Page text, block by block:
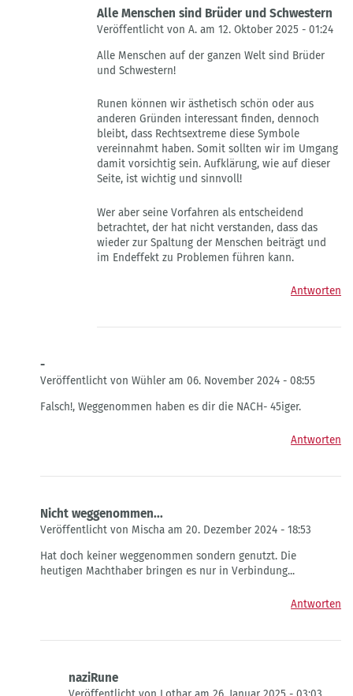
Alle Menschen sind Brüder und Schwestern
Veröffentlicht von A. am 12. Oktober 2025 - 01:24
auf
Asa
Vana
Bror
von
Henner
Alle Menschen auf der ganzen Welt sind Brüder
und Schwestern!
Runen können wir ästhetisch schön oder aus
anderen Gründen interessant finden, dennoch
bleibt, dass Rechtsextreme diese Symbole
vereinnahmt haben. Somit sollten wir im Umgang
damit vorsichtig sein. Aufklärung, wie auf dieser
Seite, ist wichtig und sinnvoll!
Wer aber seine Vorfahren als entscheidend
betrachtet, der hat nicht verstanden, dass das
wieder zur Spaltung der Menschen beiträgt und
im Endeffekt zu Problemen führen kann.
Antworten
-
Veröffentlicht von Wühler am 06. November 2024 - 08:55
auf
Falsch!, Weggenommen haben es dir die NACH- 45iger.
Antworten
Nicht weggenommen...
Veröffentlicht von Mischa am 20. Dezember 2024 - 18:53
auf
Nicht
Hat doch keiner weggenommen sondern genutzt. Die
heutigen Machthaber bringen es nur in Verbindung...
Antworten
naziRune